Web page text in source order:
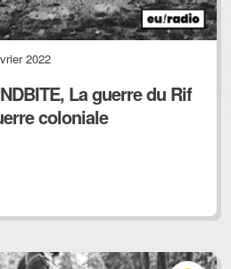
2022
La guerre du Rif
coloniale